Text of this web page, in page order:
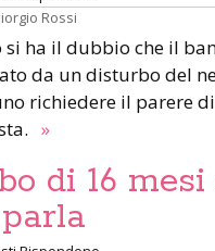
Rossi
si ha il dubbio che il
da un disturbo del
richiedere il parere
»
di 16 mesi